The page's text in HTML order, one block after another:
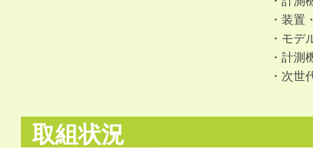
・装置
・モデ
・計測
・次世
取組状況